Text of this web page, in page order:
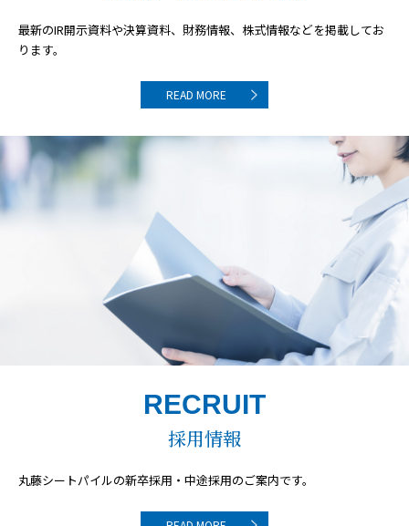
最新のIR開示資料や決算資料、 財務情報、株式情報などを掲載してお
ります。
READ MORE
RECRUIT
採用情報
丸藤シートパイルの新卒採用・中途採用のご案内です。